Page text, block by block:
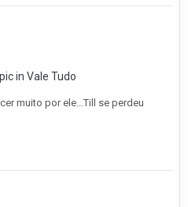
in Vale Tudo
muito por ele...Till se perdeu